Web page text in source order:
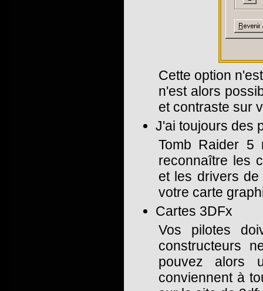
Cette option
n'est alors
et contraste sur
J'ai toujours des
Tomb Raider 5
reconnaître les
et les drivers
votre carte
Cartes 3DFx
Vos pilotes
constructeurs
pouvez alors
conviennent à